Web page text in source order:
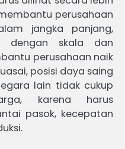
perusahaan
jangka panjang,
dengan skala dan
perusahaan naik
posisi daya saing
lain tidak cukup
karena harus
pasok, kecepatan